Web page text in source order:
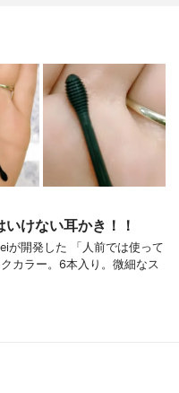
いけない耳かき！！
が開発した 「人前では使って
カラー。6本入り。微細なス